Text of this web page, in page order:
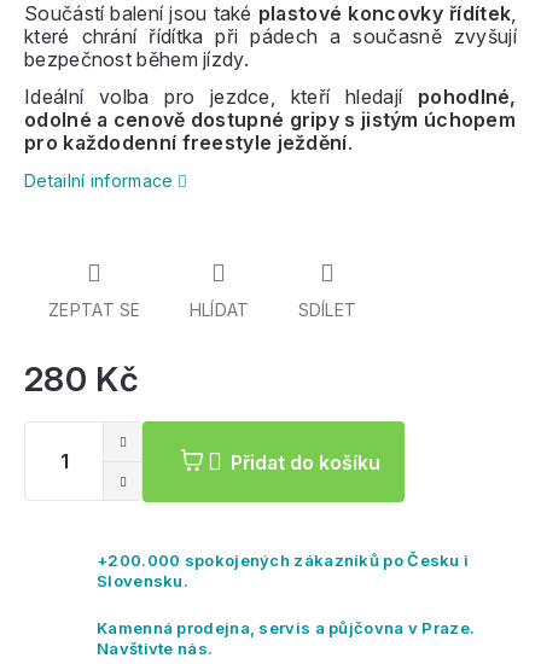
280 Kč
Přidat do košíku
Součástí balení jsou také plastové koncovky řídítek,
které chrání řídítka při pádech a současně zvyšují
bezpečnost během jízdy.
Ideální volba pro jezdce, kteří hledají pohodlné,
odolné a cenově dostupné gripy s jistým úchopem
pro každodenní freestyle ježdění.
Detailní informace
ZEPTAT SE HLÍDAT SDÍLET
+200.000 spokojených zákazníků po Česku i
Slovensku.
Kamenná prodejna, servis a půjčovna v Praze.
Navštivte nás.